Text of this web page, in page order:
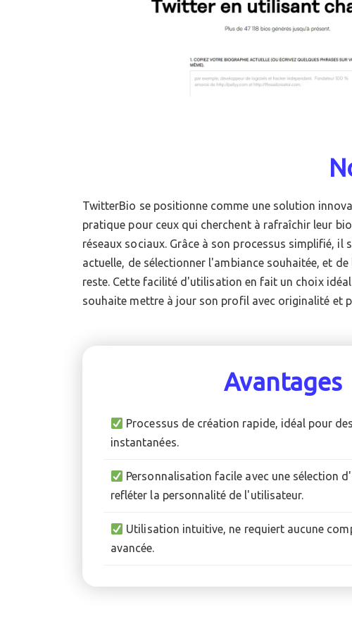
TwitterBio se positionne comme une solution
pratique pour ceux qui cherchent à rafraîchir leur
réseaux sociaux. Grâce à son processus simplifié, il
actuelle, de sélectionner l'ambiance souhaitée, et
reste. Cette facilité d'utilisation en fait un choix
souhaite mettre à jour son profil avec originalité et
consacrer trop de temps. L'option de
"vibes" offre une touche de créativité, permettant à
refléter au mieux sa personnalité ou son état
une ressource précieuse pour dynamiser
Avantages
Processus de création rapide, idéal pour
instantanées.
Personnalisation facile avec une sélection
refléter la personnalité de l'utilisateur.
Utilisation intuitive, ne requiert aucune
avancée.